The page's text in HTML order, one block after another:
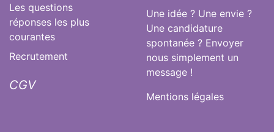
Les questions
réponses les plus
courantes
Recrutement
CGV
Une idée ? Une envie ?
Une candidature
spontanée ? Envoyer
nous simplement un
message !
Mentions légales